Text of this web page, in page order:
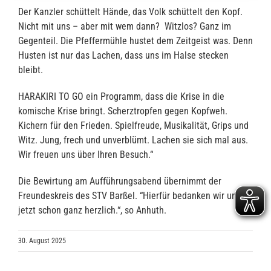
Der Kanzler schüttelt Hände, das Volk schüttelt den Kopf.
Nicht mit uns – aber mit wem dann? Witzlos? Ganz im
Gegenteil. Die Pfeffermühle hustet dem Zeitgeist was. Denn
Husten ist nur das Lachen, dass uns im Halse stecken
bleibt.
HARAKIRI TO GO ein Programm, dass die Krise in die
komische Krise bringt. Scherztropfen gegen Kopfweh.
Kichern für den Frieden. Spielfreude, Musikalität, Grips und
Witz. Jung, frech und unverblümt. Lachen sie sich mal aus.
Wir freuen uns über Ihren Besuch.“
Die Bewirtung am Aufführungsabend übernimmt der
Freundeskreis des STV Barßel. “Hierfür bedanken wir uns
jetzt schon ganz herzlich.“, so Anhuth.
30. August 2025